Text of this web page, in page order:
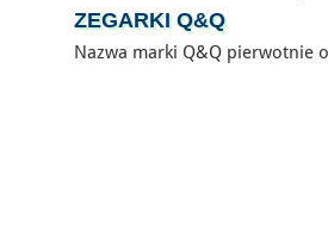
ZEGARKI Q&Q
Nazwa marki Q&Q pierwotnie